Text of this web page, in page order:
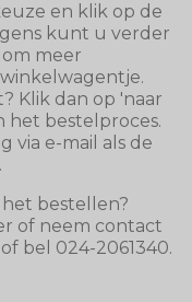
en klik op de
kunt u verder
meer
Klik dan op 'naar
het bestelproces.
via e-mail als de
bestellen?
of neem contact
of bel 024-2061340.